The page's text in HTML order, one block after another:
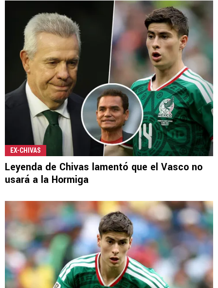
EX-CHIVAS
Leyenda de Chivas lamentó que el Vasco no
usará a la Hormiga